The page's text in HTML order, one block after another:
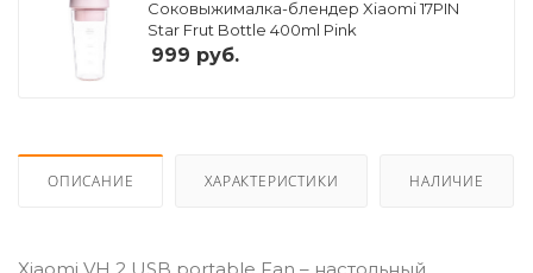
Соковыжималка-блендер Xiaomi 17PIN
Star Frut Bottle 400ml Pink
999 руб.
ОПИСАНИЕ ХАРАКТЕРИСТИКИ НАЛИЧИЕ
Xiaomi VH 2 USB portable Fan – настольный